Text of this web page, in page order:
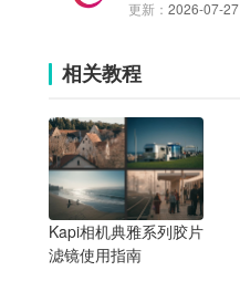
更新： 2026-07-27
相关教程
Kapi相机典雅系列胶片
滤镜使用指南